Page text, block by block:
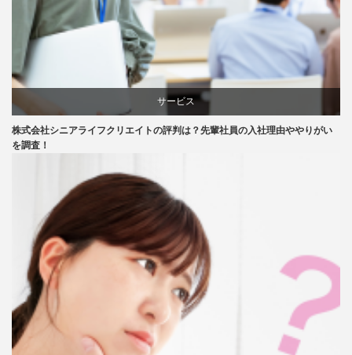
サービス
会社紹介
株式会社シニアライフクリエイトの評判は？先輩社員の入社理由ややりがい
を調査！